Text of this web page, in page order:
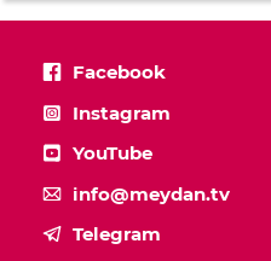
Facebook
Instagram
YouTube
info@meydan.tv
Telegram